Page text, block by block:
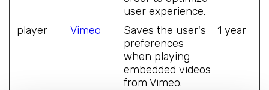
user experience.
player Vimeo
Saves the user's
preferences
when playing
embedded videos
from Vimeo.
1 year